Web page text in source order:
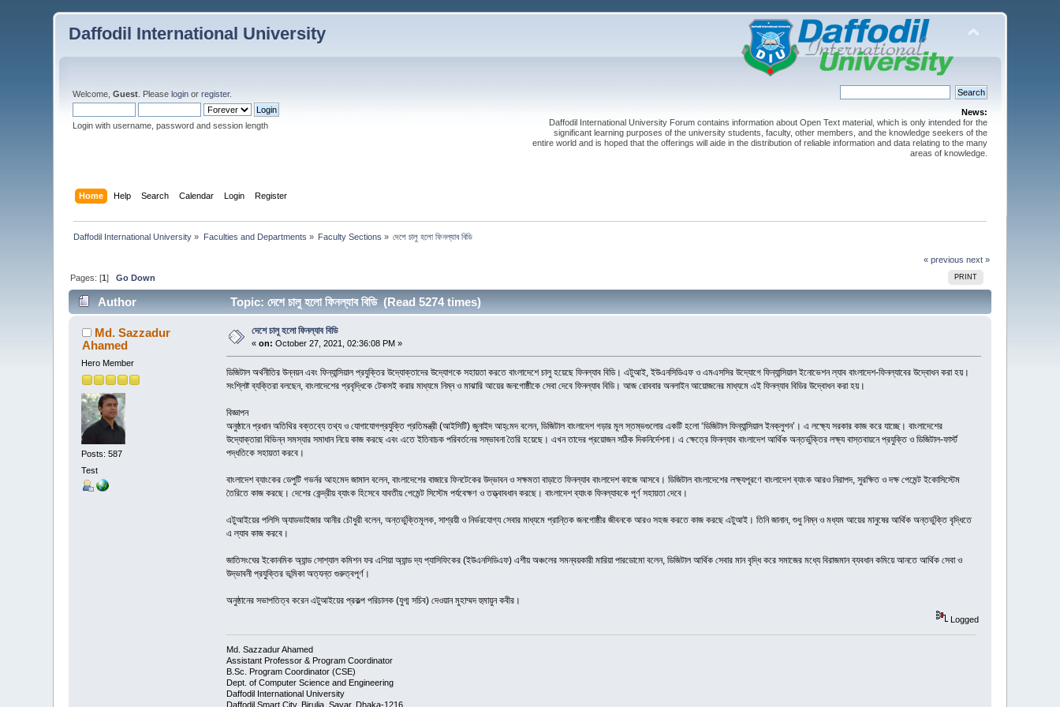
Daffodil International University
Welcome,Guest . Pleaselogin orregister.
Login with username, password and session length
News:
Daffodil International University Forum contains information about Open Text material, which is only intended for the
significant learning purposes of the university students, faculty, other members, and the knowledge seekers of the
entire world and is hoped that the offerings will aide in the distribution of reliable information and data relating to the many
areas of knowledge.
Home Help Search Calendar Login Register
Daffodil International University » Faculties and Departments » Faculty Sections » দেশে চালু হলো ফিনল্যাব বিডি
« previous next »
PRINT
Pages: [1]Go Down
Author Topic: দেশে চালু হলো ফিনল্যাব বিডি (Read 5274 times)
Md. Sazzadur
Ahamed
Hero Member
Posts: 587
Test
দেশে চালু হলো ফিনল্যাব বিডি
«on: October 27, 2021, 02:36:08 PM »
ডিজিটাল অর্থনীতির উন্নয়ন এবং ফিন্যান্সিয়াল প্রযুক্তির উদ্যোক্তাদের উদ্যোগকে সহায়তা করতে বাংলাদেশে চালু হয়েছে ফিনল্যাব বিডি। এটুআই, ইউএনসিডিএফ ও এমএসসির উদ্যোগে ফিন্যান্সিয়াল ইনোভেশন ল্যাব বাংলাদেশ-ফিনল্যাবের উদ্বোধন করা হয়।
সংশ্লিষ্ট ব্যক্তিরা বলছেন, বাংলাদেশের প্রবৃদ্ধিকে টেকসই করার মাধ্যমে নিম্ন ও মাঝারি আয়ের জনগোষ্ঠীকে সেবা দেবে ফিনল্যাব বিডি। আজ রোববার অনলাইন আয়োজনের মাধ্যমে এই ফিনল্যাব বিডির উদ্বোধন করা হয়।
বিজ্ঞাপন
অনুষ্ঠানে প্রধান অতিথির বক্তব্যে তথ্য ও যোগাযোগপ্রযুক্তি প্রতিমন্ত্রী (আইসিটি) জুনাইদ আহ্‌মেদ বলেন, ডিজিটাল বাংলাদেশ গড়ার মূল স্তম্ভগুলোর একটি হলো ‘ডিজিটাল ফিন্যান্সিয়াল ইনক্লুশন’। এ লক্ষ্যে সরকার কাজ করে যাচ্ছে। বাংলাদেশের
উদ্যোক্তারা বিভিন্ন সমস্যার সমাধান নিয়ে কাজ করছে এবং এতে ইতিবাচক পরিবর্তনের সম্ভাবনা তৈরি হয়েছে। এখন তাদের প্রয়োজন সঠিক দিকনির্দেশনা। এ ক্ষেত্রে ফিনল্যাব বাংলাদেশ আর্থিক অন্তর্ভুক্তির লক্ষ্য বাস্তবায়নে প্রযুক্তি ও ডিজিটাল-ফার্স্ট
পদ্ধতিকে সহায়তা করবে।
বাংলাদেশ ব্যাংকের ডেপুটি গভর্নর আহমেদ জামাল বলেন, বাংলাদেশের বাজারে ফিনটেকের উদ্ভাবন ও সক্ষমতা বাড়াতে ফিনল্যাব বাংলাদেশ কাজে আসবে। ডিজিটাল বাংলাদেশের লক্ষ্যপূরণে বাংলাদেশ ব্যাংক আরও নিরাপদ, সুরক্ষিত ও দক্ষ পেমেন্ট ইকোসিস্টেম
তৈরিতে কাজ করছে। দেশের কেন্দ্রীয় ব্যাংক হিসেবে যাবতীয় পেমেন্ট সিস্টেম পর্যবেক্ষণ ও তত্ত্বাবধান করছে। বাংলাদেশ ব্যাংক ফিনল্যাবকে পূর্ণ সহায়তা দেবে।
এটুআইয়ের পলিসি অ্যাডভাইজার আনীর চৌধুরী বলেন, অন্তর্ভুক্তিমূলক, সাশ্রয়ী ও নির্ভরযোগ্য সেবার মাধ্যমে প্রান্তিক জনগোষ্ঠীর জীবনকে আরও সহজ করতে কাজ করছে এটুআই। তিনি জানান, শুধু নিম্ন ও মধ্যম আয়ের মানুষের আর্থিক অন্তর্ভুক্তি বৃদ্ধিতে
এ ল্যাব কাজ করবে।
জাতিসংঘের ইকোনমিক অ্যান্ড সোশ্যাল কমিশন ফর এশিয়া অ্যান্ড দ্য প্যাসিফিকের (ইউএনসিডিএফ) এশীয় অঞ্চলের সমন্বয়কারী মারিয়া পারডোমো বলেন, ডিজিটাল আর্থিক সেবার মান বৃদ্ধি করে সমাজের মধ্যে বিরাজমান ব্যবধান কমিয়ে আনতে আর্থিক সেবা ও
উদ্ভাবনী প্রযুক্তির ভূমিকা অত্যন্ত গুরুত্বপূর্ণ।
অনুষ্ঠানের সভাপতিত্ব করেন এটুআইয়ের প্রকল্প পরিচালক (যুগ্ম সচিব) দেওয়ান মুহাম্মদ হুমায়ুন কবীর।
Logged
Md. Sazzadur Ahamed
Assistant Professor & ​Program Coordinator
​B.Sc. Program Coordinator (CSE)
Dept. of Computer Science and Engineering
Daffodil International University
Daffodil Smart City, Birulia, Savar, Dhaka-1216